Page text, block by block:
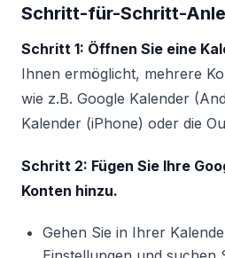
Schritt-für-Schritt-
Schritt 1: Öffnen Sie eine
Ihnen ermöglicht, mehrere
wie z.B. Google Kalender
Kalender (iPhone) oder die
Schritt 2: Fügen Sie Ihre
Konten hinzu.
Gehen Sie in Ihrer